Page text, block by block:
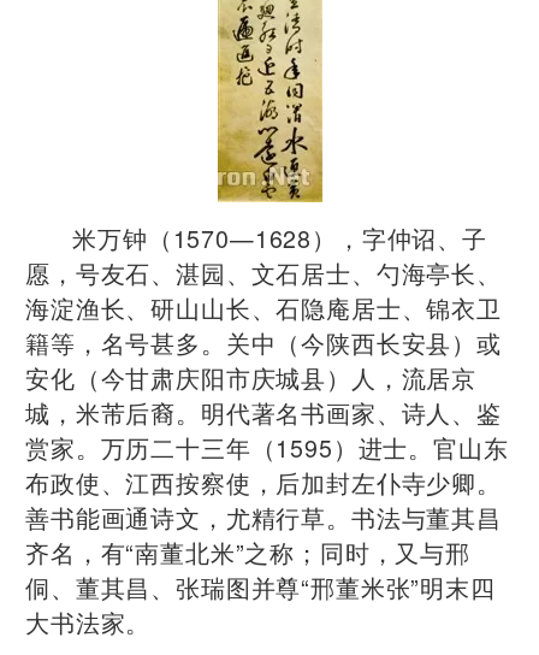
​米万钟（1570—1628），字仲诏、子
愿，号友石、湛园、文石居士、勺海亭长、
海淀渔长、研山山长、石隐庵居士、锦衣卫
籍等，名号甚多。关中（今陕西长安县）或
安化（今甘肃庆阳市庆城县）人，流居京
城，米芾后裔。明代著名书画家、诗人、鉴
赏家。万历二十三年（1595）进士。官山东
布政使、江西按察使，后加封左仆寺少卿。
善书能画通诗文，尤精行草。书法与董其昌
齐名，有“南董北米”之称；同时，又与邢
侗、董其昌、张瑞图并尊“邢董米张”明末四
大书法家。